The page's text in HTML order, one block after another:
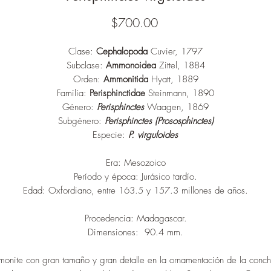
$700.00Precio
Clase: Cephalopoda Cuvier, 1797
Subclase: Ammonoidea Zittel, 1884
Orden: Ammonitida Hyatt, 1889
Familia: Perisphinctidae Steinmann, 1890
Género: Perisphinctes Waagen, 1869
Subgénero: Perisphinctes (Prososphinctes)
Especie: P. virguloides
Era: Mesozoico
Período y época: Jurásico tardío.
Edad: Oxfordiano, entre 163.5 y 157.3 millones de años.
Procedencia: Madagascar.
Dimensiones: 90.4 mm.
con gran tamaño y gran detalle en la ornamentación de la